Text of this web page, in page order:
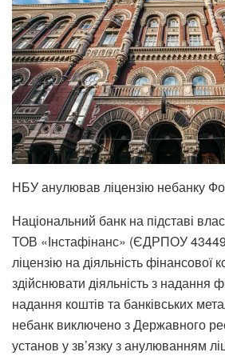
НБУ анулював ліцензію небанку
Національний банк на підставі
ТОВ «Інстафінанс» (ЄДРПОУ
ліцензію на діяльність фінансової
здійснювати діяльність з надання
надання коштів та банківських
небанк виключено з Державного
установ у зв’язку з анулюванням